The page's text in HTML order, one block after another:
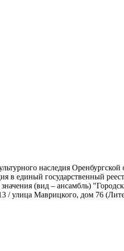
наследия
в единый государственный
значения (вид – ансамбль)
/ улица Маврицкого, дом 76